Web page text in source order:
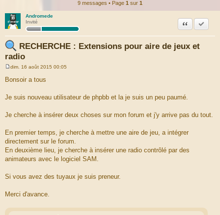
9 messages • Page 1 sur 1
Andromede
Invité
RECHERCHE : Extensions pour aire de jeux et
radio
Citation
s
g
dim. 16 août 2015 00:05
Bonsoir a tous
Je suis nouveau utilisateur de phpbb et la je suis un peu paumé.
Je cherche à insérer deux choses sur mon forum et j'y arrive pas du tout.
En premier temps, je cherche à mettre une aire de jeu, a intégrer
directement sur le forum.
En deuxième lieu, je cherche à insérer une radio contrôlé par des
animateurs avec le logiciel SAM.
Si vous avez des tuyaux je suis preneur.
Merci d'avance.